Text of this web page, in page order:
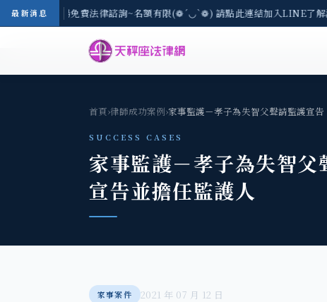
最新消息
8/3(一) 現場免費法律諮詢~名額有限(❁´◡`❁) 請點此連結加入LINE了解
首頁›律師成功案例›家事監護－孝子為失智父聲請監護宣
SUCCESS CASES
家事監護－孝子為失智
宣告並擔任監護人
家事案件 2021 年 07 月 12 日